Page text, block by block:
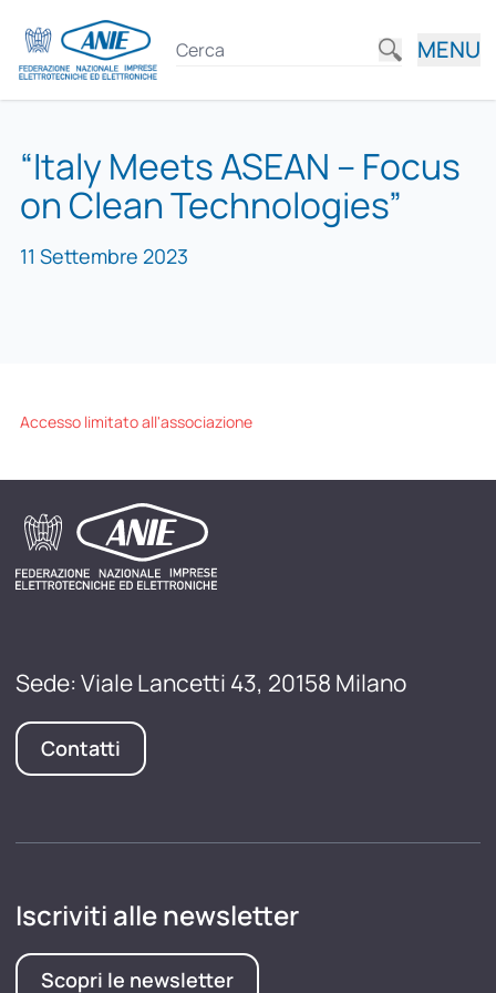
MENU
“Italy Meets ASEAN – Focus
on Clean Technologies”
11 Settembre 2023
Accesso limitato all'associazione
Sede: Viale Lancetti 43, 20158 Milano
Contatti
Iscriviti alle newsletter
Scopri le newsletter